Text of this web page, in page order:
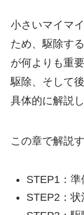
小さいマイマ
ため、駆除す
が何よりも重
駆除、そして
具体的に解説し
この章で解説
STEP1：準
STEP2：